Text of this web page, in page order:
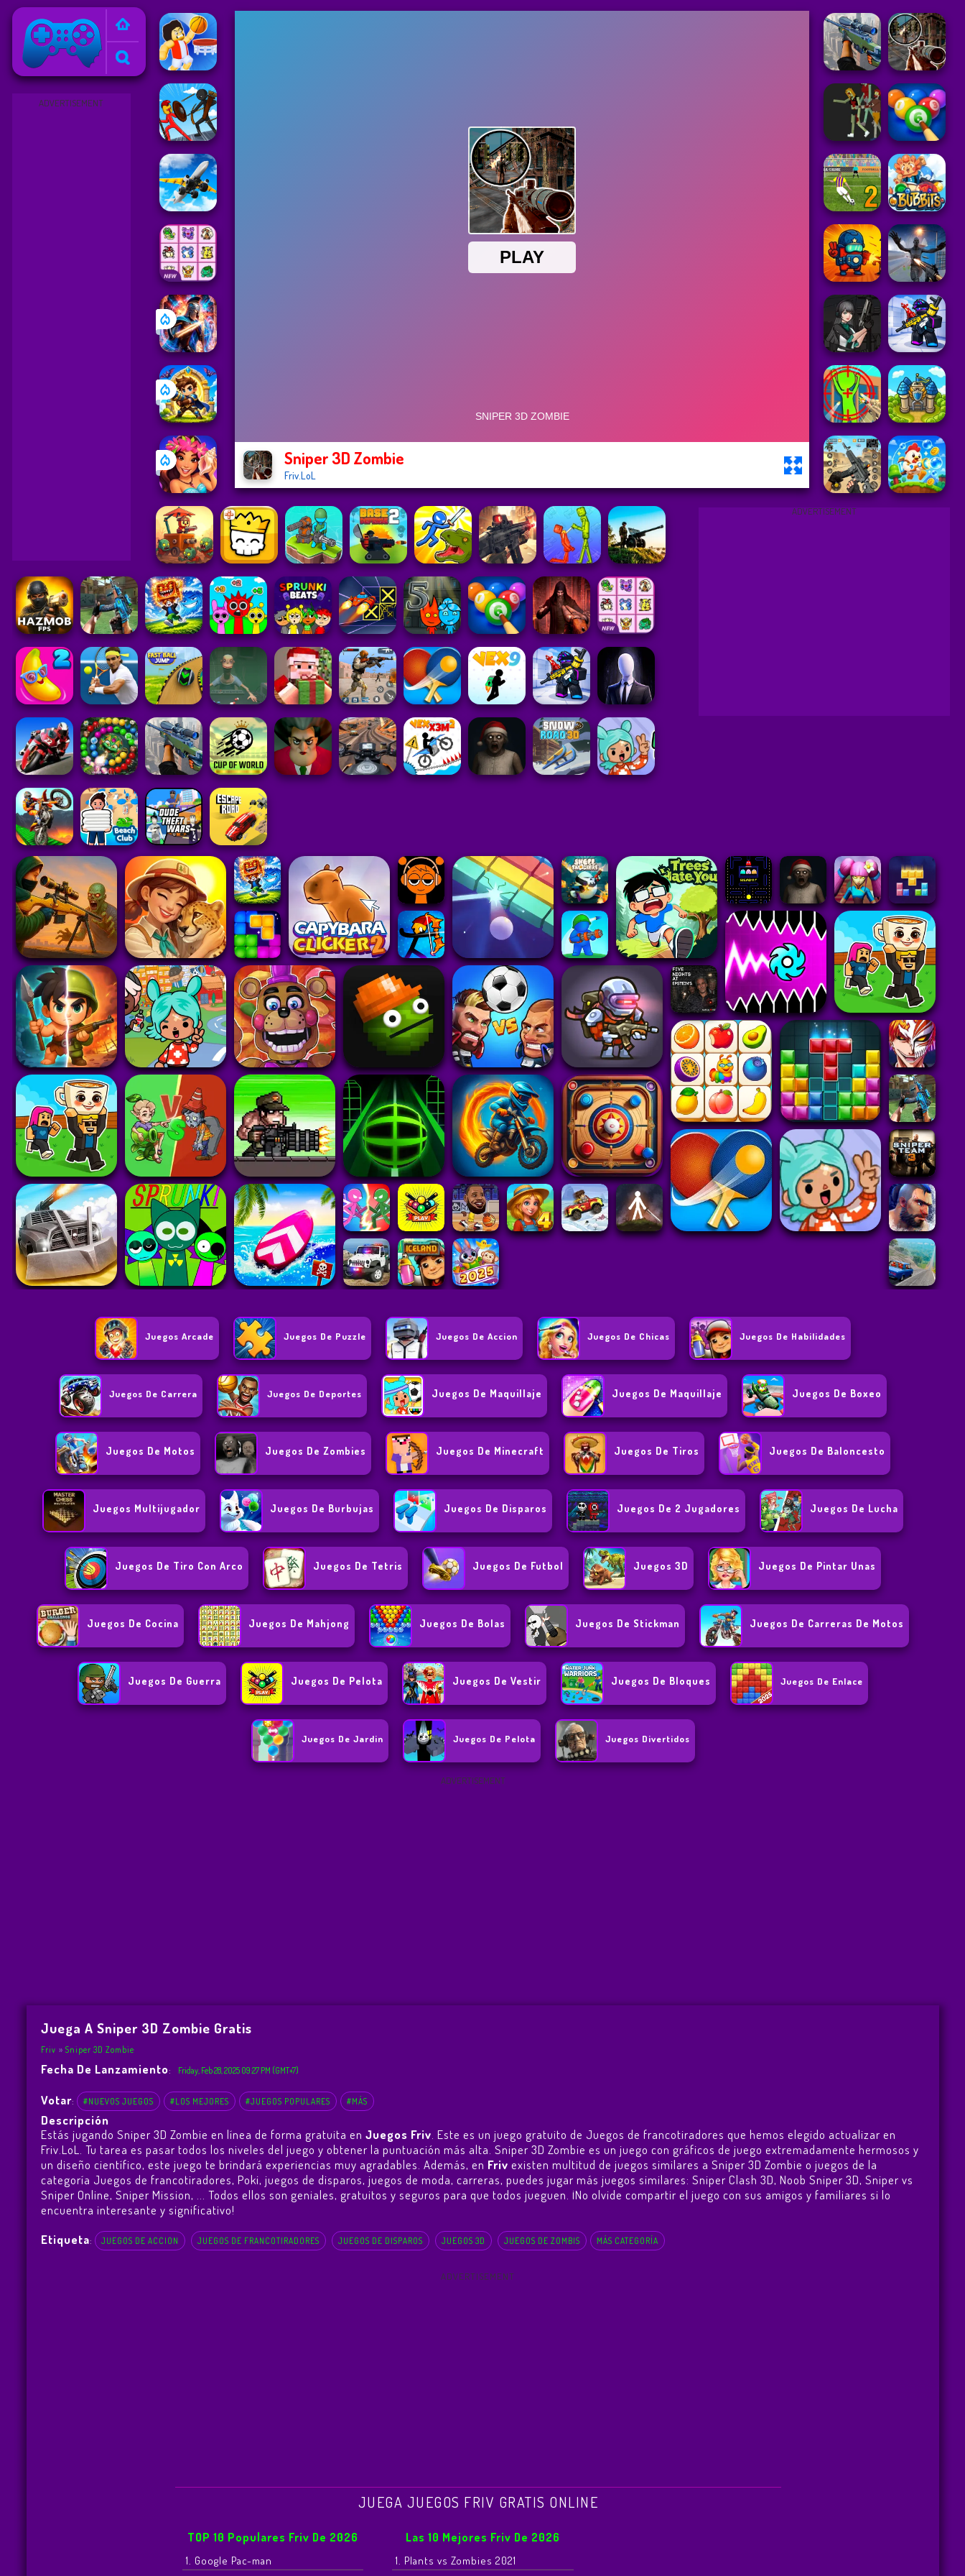
ADVERTISEMENT
Sniper 3D Zombie
Friv.LoL
ADVERTISEMENT
Juegos Arcade Juegos De Puzzle Juegos De Accion Juegos De Chicas Juegos De Habilidades
Juegos De Carrera Juegos De Deportes Juegos De Maquillaje Juegos De Maquillaje Juegos De Boxeo
Juegos De Motos Juegos De Zombies Juegos De Minecraft Juegos De Tiros Juegos De Baloncesto
Juegos Multijugador Juegos De Burbujas Juegos De Disparos Juegos De 2 Jugadores Juegos De Lucha
Juegos De Tiro Con Arco Juegos De Tetris Juegos De Futbol Juegos 3D Juegos De Pintar Unas
Juegos De Cocina Juegos De Mahjong Juegos De Bolas Juegos De Stickman Juegos De Carreras De Motos
Juegos De Guerra Juegos De Pelota Juegos De Vestir Juegos De Bloques Juegos De Enlace
Juegos De Jardin Juegos De Pelota Juegos Divertidos
ADVERTISEMENT
Juega A Sniper 3D Zombie Gratis
Friv Sniper 3D Zombie
Fecha De Lanzamiento: Friday, Feb 28, 2025 09:27 PM (GMT+7)
Votar: #NUEVOS JUEGOS #LOS MEJORES #JUEGOS POPULARES #MÁS
Descripción
Estás jugando Sniper 3D Zombie en línea de forma gratuita en Juegos Friv . Este es un juego gratuito de Juegos de francotiradores que hemos elegido actualizar en
Friv.LoL. Tu tarea es pasar todos los niveles del juego y obtener la puntuación más alta. Sniper 3D Zombie es un juego con gráficos de juego extremadamente hermosos y
un diseño científico, este juego te brindará experiencias muy agradables. Además, en Friv existen multitud de juegos similares a Sniper 3D Zombie o juegos de la
categoría Juegos de francotiradores, Poki, juegos de disparos, juegos de moda, carreras, puedes jugar más juegos similares: Sniper Clash 3D, Noob Sniper 3D, Sniper vs
Sniper Online, Sniper Mission, ... Todos ellos son geniales, gratuitos y seguros para que todos jueguen. ¡No olvide compartir el juego con sus amigos y familiares si lo
encuentra interesante y significativo!
Etiqueta: JUEGOS DE ACCION JUEGOS DE FRANCOTIRADORES JUEGOS DE DISPAROS JUEGOS 3D JUEGOS DE ZOMBIS MÁS CATEGORÍA
ADVERTISEMENT
JUEGA JUEGOS FRIV GRATIS ONLINE
TOP 10 Populares Friv De 2026
1. Google Pac-man
Las 10 Mejores Friv De 2026
1. Plants vs Zombies 2021